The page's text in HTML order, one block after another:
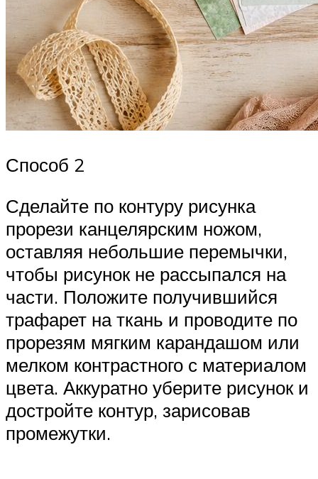
Способ 2
Сделайте по контуру рисунка
прорези канцелярским ножом,
оставляя небольшие перемычки,
чтобы рисунок не рассыпался на
части. Положите получившийся
трафарет на ткань и проводите по
прорезям мягким карандашом или
мелком контрастного с материалом
цвета. Аккуратно уберите рисунок и
достройте контур, зарисовав
промежутки.